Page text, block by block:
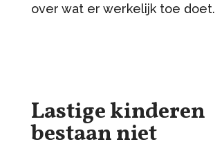
over wat er werkelijk toe doet.
Lastige kinderen
bestaan niet